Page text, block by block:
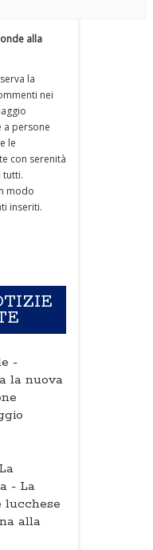
alla
la
nei
a persone
le
con serenità
tutti.
modo
inseriti.
-
la nuova
- La
lucchese
alla